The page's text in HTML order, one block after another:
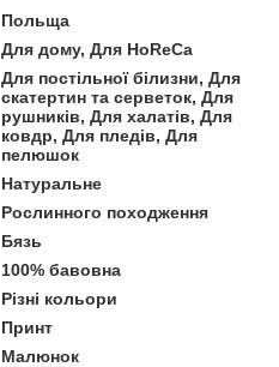
Польща
Для дому, Для HoReCa
Для постільної білизни, Для
скатертин та серветок, Для
рушників, Для халатів, Для
ковдр, Для пледів, Для
пелюшок
Натуральне
Рослинного походження
Бязь
100% бавовна
Різні кольори
Принт
Малюнок